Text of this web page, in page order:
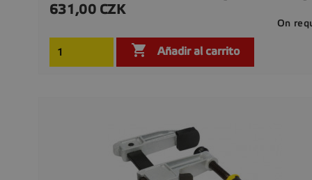
Precio
631,00 CZK
On
 Añadir al carrito